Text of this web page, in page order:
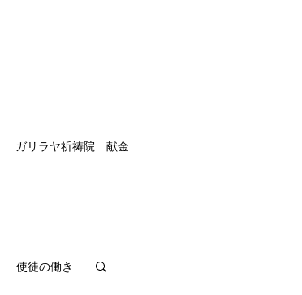
ガリラヤ祈祷院 献金
使徒の働き